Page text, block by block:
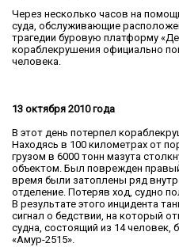
Через несколько часов на
суда, обслуживающие
трагедии буровую платформу
кораблекрушения официально
человека.
13 октября 2010 года
В этот день потерпел
Находясь в 100 километрах от
грузом в 6000 тонн мазута
объектом. Был поврежден
время были затоплены ряд
отделение. Потеряв ход, судно
В результате этого инцидента
сигнал о бедствии, на который
судна, состоящий из 14 человек,
«Амур-2515».